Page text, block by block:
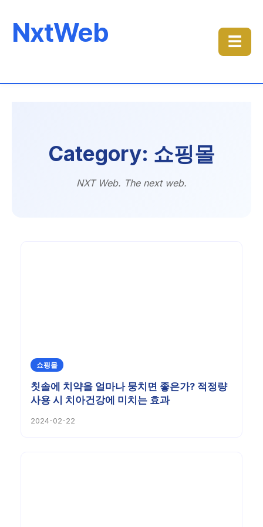
NxtWeb ☰
Category: 쇼핑몰
NXT Web. The next web.
쇼핑몰
칫솔에 치약을 얼마나 뭉치면 좋은가? 적정량
사용 시 치아건강에 미치는 효과
2024-02-22